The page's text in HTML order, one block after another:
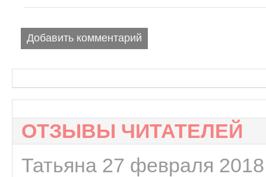
Добавить комментарий
ОТЗЫВЫ ЧИТАТЕЛЕЙ
Татьяна 27 февраля